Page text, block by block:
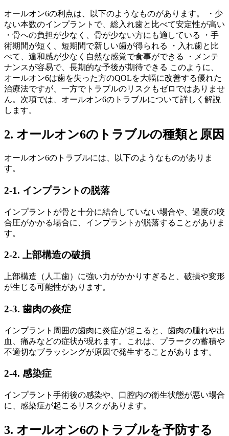
オールオン6の利点は、以下のようなものがあります。 ・少
ない本数のインプラントで、総入れ歯と比べて安定性が高い
・骨への負担が少なく、骨が少ない方にも適している ・手
術期間が短く、短期間で新しい歯が得られる ・入れ歯と比
べて、違和感が少なく自然な感覚で食事ができる ・メンテ
ナンスが容易で、長期的な予後が期待できる このように、
オールオン6は歯を失った方のQOLを大幅に改善する優れた
治療法ですが、一方でトラブルのリスクもゼロではありませ
ん。次項では、オールオン6のトラブルについて詳しく解説
します。
2. オールオン6のトラブルの種類と原因
オールオン6のトラブルには、以下のようなものがありま
す。
2-1. インプラントの脱落
インプラントが骨と十分に結合していない場合や、過度の咬
合圧がかかる場合に、インプラントが脱落することがありま
す。
2-2. 上部構造の破損
上部構造（人工歯）に強い力がかかりすぎると、破損や変形
が生じる可能性があります。
2-3. 歯肉の炎症
インプラント周囲の歯肉に炎症が起こると、歯肉の腫れや出
血、痛みなどの症状が現れます。これは、プラークの蓄積や
不適切なブラッシングが原因で発生することがあります。
2-4. 感染症
インプラント手術後の感染や、口腔内の衛生状態が悪い場合
に、感染症が起こるリスクがあります。
3. オールオン6のトラブルを予防する